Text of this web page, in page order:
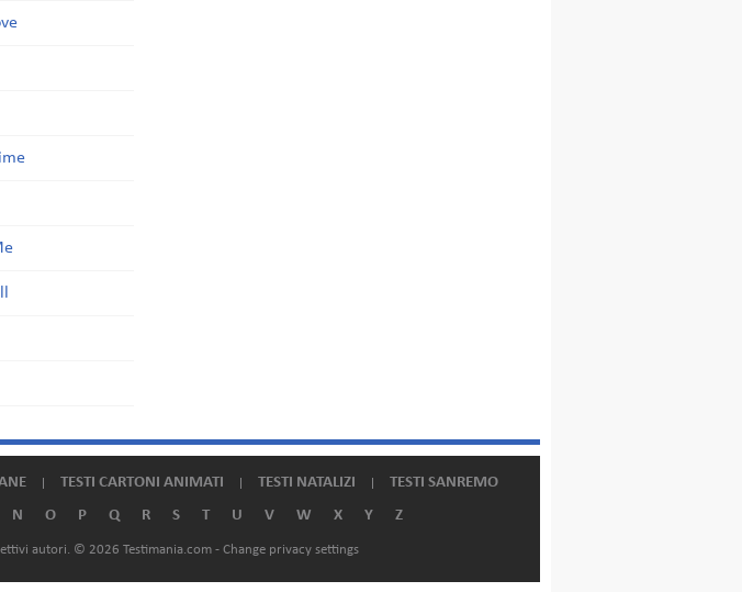
TESTI CARTONI ANIMATI TESTI NATALIZI
TESTI SANREMO
N O P Q R S T U V W X Y Z
autori. © 2026 Testimania.com - Change privacy settings